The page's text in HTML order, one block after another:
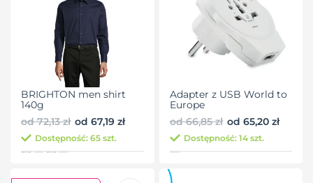
BRIGHTON men shirt
140g
od 72,13 zł od 67,19 zł
Dostępność: 65 szt.
Adapter z USB World to
Europe
od 66,85 zł od 65,20 zł
Dostępność: 14 szt.